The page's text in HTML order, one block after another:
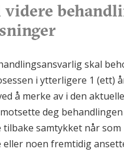
skal
i ytterligere 1
å merke av i den
deg
samtykket når
noen fremtidig